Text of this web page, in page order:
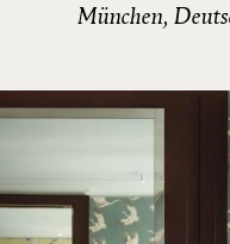
München,